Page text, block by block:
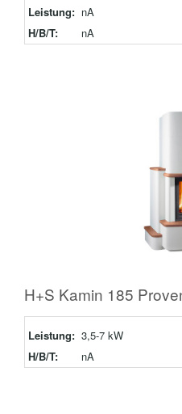
Leistung: nA
H/B/T:
nA
H+S Kamin 185
Leistung: 3,5-7 kW
H/B/T:
nA